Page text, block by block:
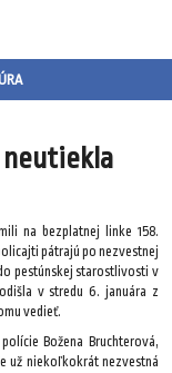
neutiekla
na bezplatnej linke 158.
pátrajú po nezvestnej
pestúnskej starostlivosti v
v stredu 6. januára z
vedieť.
Božena Bruchterová,
už niekoľkokrát nezvestná